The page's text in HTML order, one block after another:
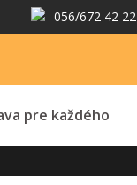
056/672 42 22
pre každého